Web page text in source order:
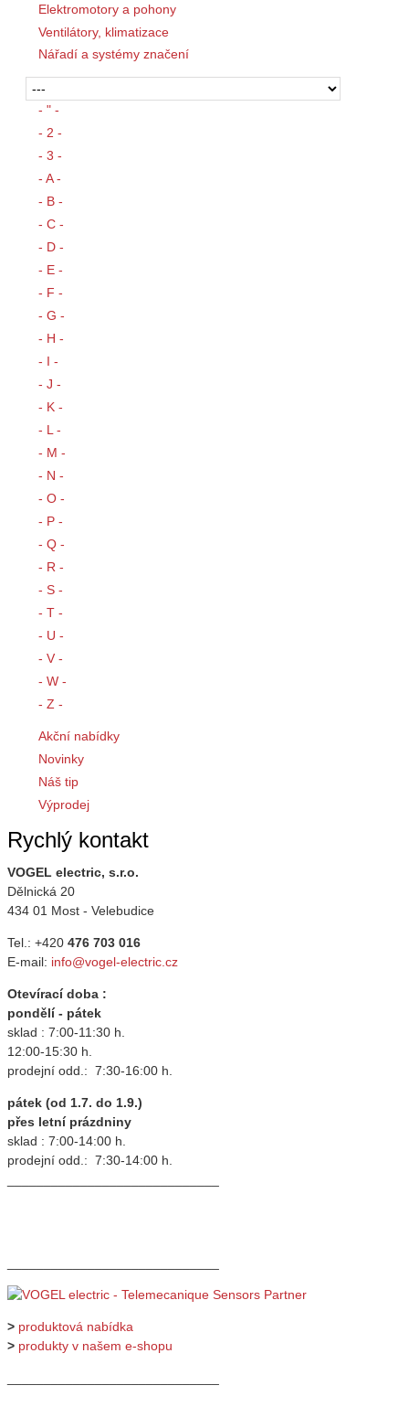
Elektromotory a pohony
Ventilátory, klimatizace
Nářadí a systémy značení
- " -
- 2 -
- 3 -
- A -
- B -
- C -
- D -
- E -
- F -
- G -
- H -
- I -
- J -
- K -
- L -
- M -
- N -
- O -
- P -
- Q -
- R -
- S -
- T -
- U -
- V -
- W -
- Z -
Akční nabídky
Novinky
Náš tip
Výprodej
Rychlý kontakt
VOGEL electric, s.r.o.
Dělnická 20
434 01 Most - Velebudice
Tel.: +420 476 703 016
E-mail: info@vogel-electric.cz
Otevírací doba :
pondělí - pátek
sklad : 7:00-11:30 h.
12:00-15:30 h.
prodejní odd.: 7:30-16:00 h.
pátek (od 1.7. do 1.9.)
přes letní prázdniny
sklad : 7:00-14:00 h.
prodejní odd.: 7:30-14:00 h.
> produktová nabídka
> produkty v našem e-shopu